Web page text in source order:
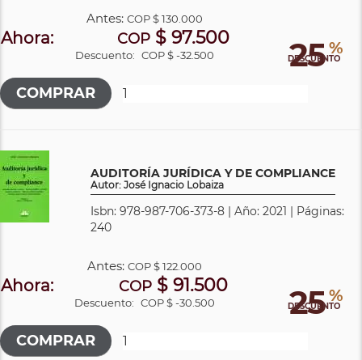
25 %
DESCUENTO
Antes:COP$ 130.000
Ahora: COP$ 97.500
Descuento: COP $ -32.500
AUDITORÍA JURÍDICA Y DE COMPLIANCE
Autor: José Ignacio Lobaiza
Isbn: 978-987-706-373-8 | Año: 2021 | Páginas:
240
25 %
DESCUENTO
Antes:COP$ 122.000
Ahora: COP$ 91.500
Descuento: COP $ -30.500